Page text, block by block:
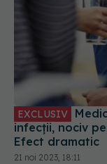
EXCLUSIV
infecții, nociv
Efect dramatic
21 noi 2023, 18:11